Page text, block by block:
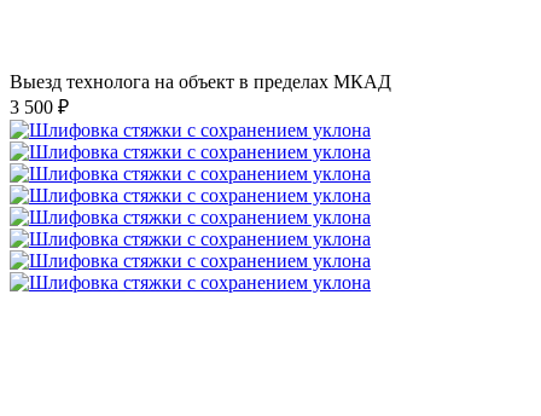
Выезд технолога на объект в пределах МКАД
3 500 ₽